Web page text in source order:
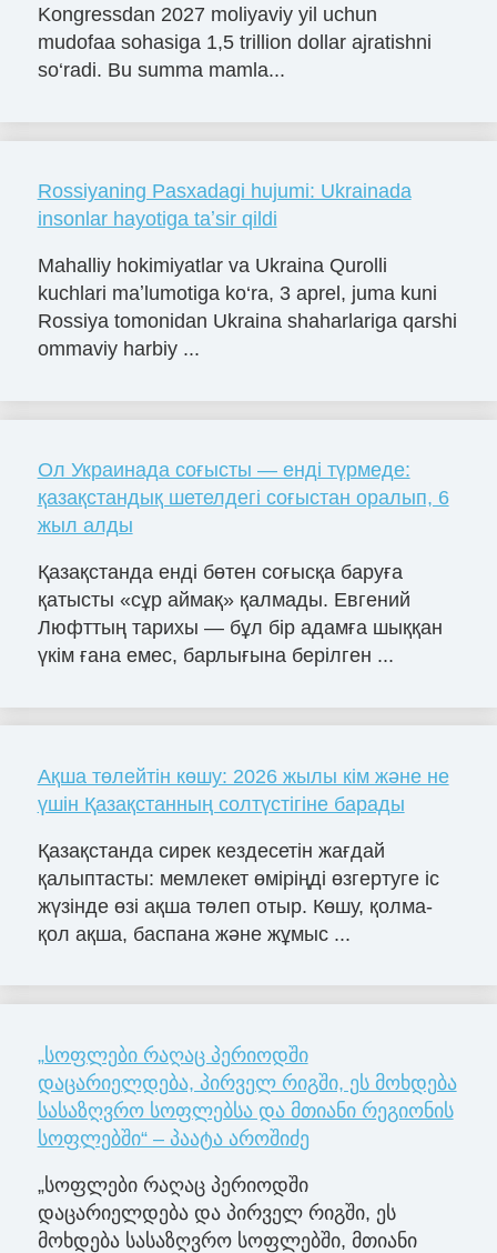
Kongressdan 2027 moliyaviy yil uchun
mudofaa sohasiga 1,5 trillion dollar ajratishni
so‘radi. Bu summa mamla...
Rossiyaning Pasxadagi hujumi: Ukrainada
insonlar hayotiga taʼsir qildi
Mahalliy hokimiyatlar va Ukraina Qurolli
kuchlari maʼlumotiga ko‘ra, 3 aprel, juma kuni
Rossiya tomonidan Ukraina shaharlariga qarshi
ommaviy harbiy ...
Ол Украинада соғысты — енді түрмеде:
қазақстандық шетелдегі соғыстан оралып, 6
жыл алды
Қазақстанда енді бөтен соғысқа баруға
қатысты «сұр аймақ» қалмады. Евгений
Люфттың тарихы — бұл бір адамға шыққан
үкім ғана емес, барлығына берілген ...
Ақша төлейтін көшу: 2026 жылы кім және не
үшін Қазақстанның солтүстігіне барады
Қазақстанда сирек кездесетін жағдай
қалыптасты: мемлекет өміріңді өзгертуге іс
жүзінде өзі ақша төлеп отыр. Көшу, қолма-
қол ақша, баспана және жұмыс ...
„სოფლები რაღაც პერიოდში
დაცარიელდება, პირველ რიგში, ეს მოხდება
სასაზღვრო სოფლებსა და მთიანი რეგიონის
სოფლებში“ – პაატა აროშიძე
„სოფლები რაღაც პერიოდში
დაცარიელდება და პირველ რიგში, ეს
მოხდება სასაზღვრო სოფლებში, მთიანი